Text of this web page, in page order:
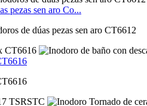
pezas sen aro Co...
de dúas pezas sen aro CT6612